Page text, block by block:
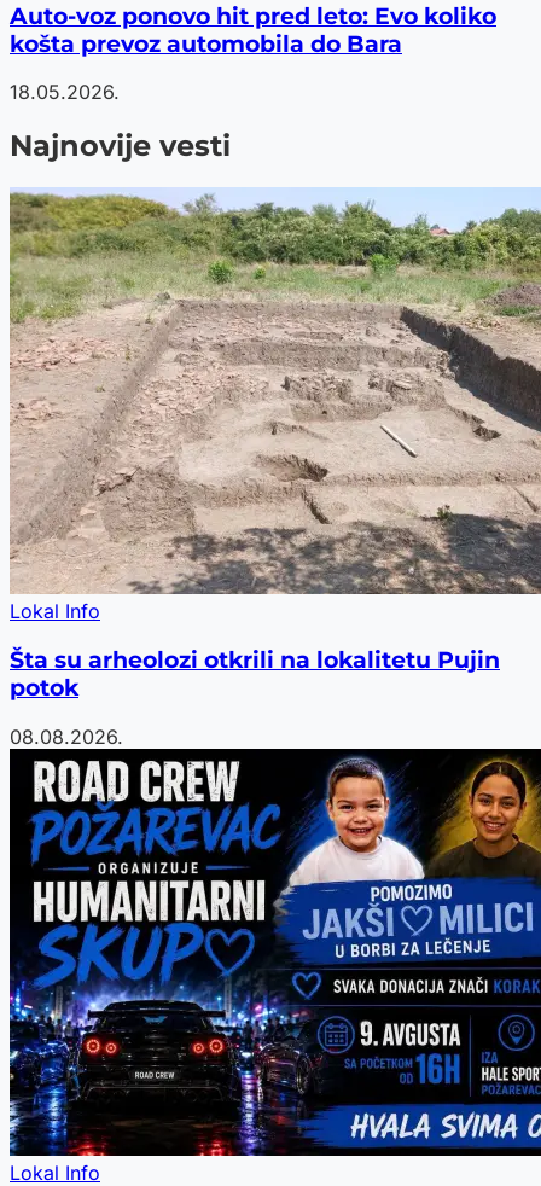
Auto-voz ponovo hit pred leto: Evo koliko
košta prevoz automobila do Bara
18.05.2026.
Najnovije vesti
Lokal Info
Šta su arheolozi otkrili na lokalitetu Pujin
potok
08.08.2026.
Lokal Info